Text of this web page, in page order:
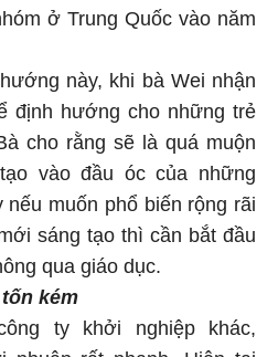
ở Trung Quốc vào năm
này, khi bà Wei nhận
định hướng cho những trẻ
cho rằng sẽ là quá muộn
vào đầu óc của những
muốn phổ biến rộng rãi
sáng tạo thì cần bắt đầu
qua giáo dục.
kém
ty khởi nghiệp khác,